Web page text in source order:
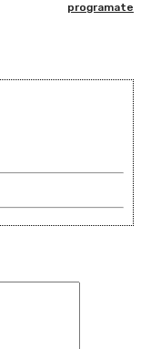
programate